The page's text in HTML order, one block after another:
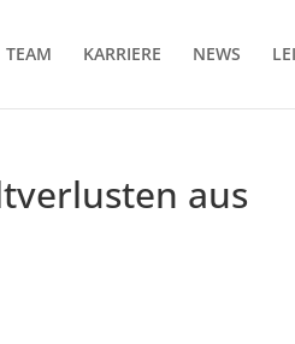
TEAM KARRIERE NEWS
aus